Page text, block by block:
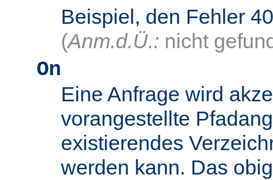
Beispiel, den Fehler
(Anm.d.Ü.: nicht
On
Eine Anfrage wird
vorangestellte
existierendes
werden kann. Das